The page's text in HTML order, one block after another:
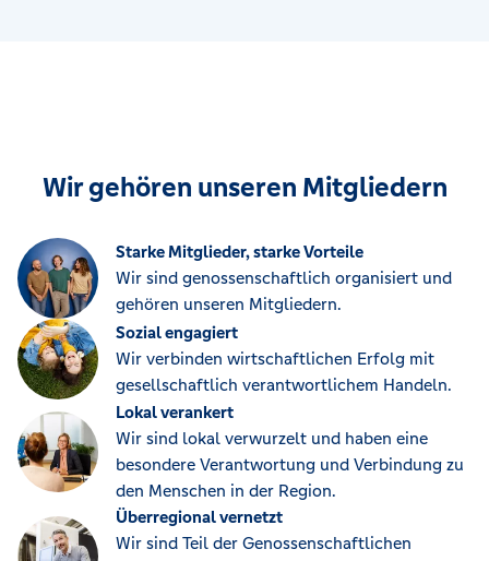
Wir gehören unseren Mitgliedern
Starke Mitglieder, starke Vorteile
Wir sind genossenschaftlich organisiert und
gehören unseren Mitgliedern.
Sozial engagiert
Wir verbinden wirtschaftlichen Erfolg mit
gesellschaftlich verantwortlichem Handeln.
Lokal verankert
Wir sind lokal verwurzelt und haben eine
besondere Verantwortung und Verbindung zu
den Menschen in der Region.
Überregional vernetzt
Wir sind Teil der Genossenschaftlichen